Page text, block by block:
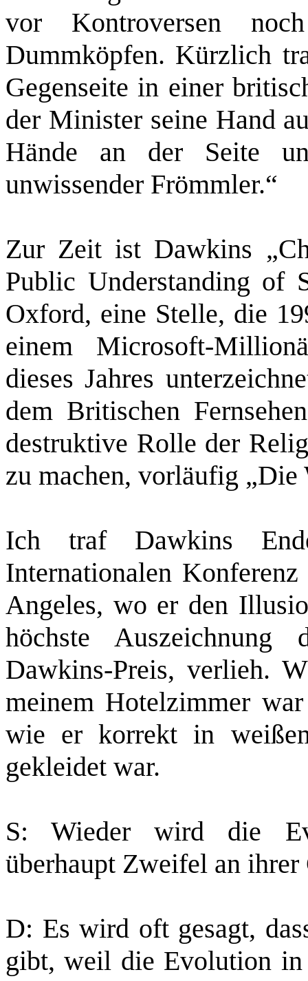
vor Kontroversen
Dummköpfen. Kürzlich
Gegenseite in einer
der Minister seine Hand
Hände an der Seite
unwissender Frömmler.“
Zur Zeit ist Dawkins
Public Understanding of
Oxford, eine Stelle, die
einem Microsoft-
dieses Jahres
dem Britischen
destruktive Rolle der
zu machen, vorläufig
Ich traf Dawkins
Internationalen
Angeles, wo er den
höchste Auszeichnung
Dawkins-Preis, verlieh.
meinem Hotelzimmer
wie er korrekt in
gekleidet war.
S: Wieder wird die
überhaupt Zweifel an
D: Es wird oft gesagt,
gibt, weil die Evolution in